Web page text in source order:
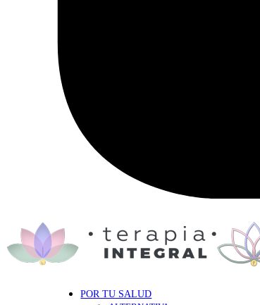
POR TU SALUD